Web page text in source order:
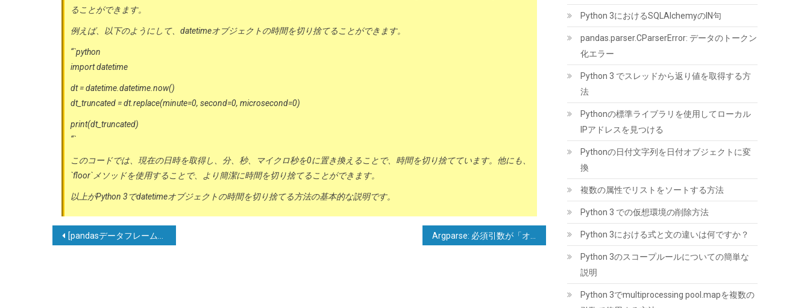
ることができます。
例えば、以下のようにして、datetimeオブジェクトの時間を切り捨てることができます。
“`python
import datetime
dt = datetime.datetime.now()
dt_truncated = dt.replace(minute=0, second=0, microsecond=0)
print(dt_truncated)
“`
このコードでは、現在の日時を取得し、分、秒、マイクロ秒を0に置き換えることで、時間を切り捨てています。他にも、
`floor`メソッドを使用することで、より簡潔に時間を切り捨てることができます。
以上がPython 3でdatetimeオブジェクトの時間を切り捨てる方法の基本的な説明です。
投 [pandasデータフレームの文字列エントリを分割（explode）して別々の行にする]
ID-COOLING FROZN A620 PRO SE - ブラック
アウトデュアルタワーエアCPUクーラー、6本
の6mm熱管、デュアル120x120x25mm静音フ
ァン、Intel LGA1700/1851/1200/115X対応；
AMD AM4/AM5（高さ157mm) | 6本のヒートパ
イプ、デュアル120mm静音ファン、最大
27.2dB(A)。Intel LGA1851/1700/1200/115X &
AMD AM5/AM4に対応。取り付け簡単。
(542600) GBP 20.85
GMT +09:00 時点 - 詳細はこちら )
JastBang USB-C HDMIキャプチャーボード 4K
入力 1080P録画 UVC対応 低遅延 電源不要 ドラ
イバー不要 | Switch、PS5、PC、iOS、
Androidに対応。OBS Studio、Twitch、
Python 3におけるSQLAlchemyのIN句
pandas.parser.CParserError: データのトークン
化エラー
Python 3 でスレッドから返り値を取得する方
法
Pythonの標準ライブラリを使用してローカル
IPアドレスを見つける
Pythonの日付文字列を日付オブジェクトに変
換
複数の属性でリストをソートする方法
Python 3 での仮想環境の削除方法
Python 3における式と文の違いは何ですか？
Python 3のスコープルールについての簡単な
説明
Python 3でmultiprocessing pool.mapを複数の